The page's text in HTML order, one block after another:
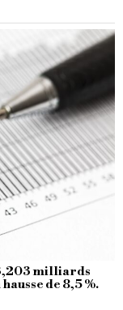
milliards
de 8,5 %.